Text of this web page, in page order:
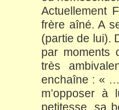
Actuellement
frère aîné. A
(partie de lui).
par moments
très
enchaîne : «
m’opposer
petitesse, sa